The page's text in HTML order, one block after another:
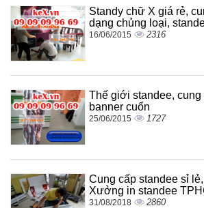
Standy chữ X giá rẻ,
dạng chủng loại,
16/06/2015 2316
Thế giới standee, cung
banner cuốn
25/06/2015 1727
Cung cấp standee sỉ
Xưởng in standee
31/08/2018 2860